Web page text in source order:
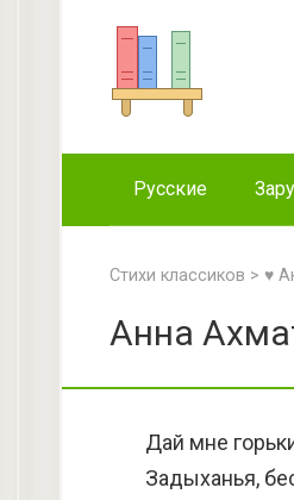
Русские
Стихи классиков > ♥
Анна
Дай мне
Задыханья,